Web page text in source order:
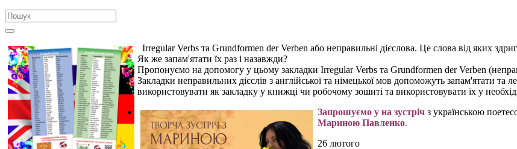
Irregular Verbs та Grundformen der Verben або неправильні дієслова. Це слова від яких
Як же запам'ятати їх раз і назавжди?
Пропонуємо на допомогу у цьому закладки Irregular Verbs та Grundformen der Verben
Закладки неправильних дієслів з англійської та німецької мов допоможуть запам'ятати та
використовувати як закладку у книжці чи робочому зошиті та використовувати їх у
Запрошуємо у на зустріч з українською
Мариною Павленко.
26 лютого